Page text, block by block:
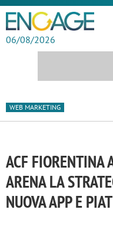
06/08/2026
WEB MARKETING
ACF FIORENTINA
ARENA LA
NUOVA APP E